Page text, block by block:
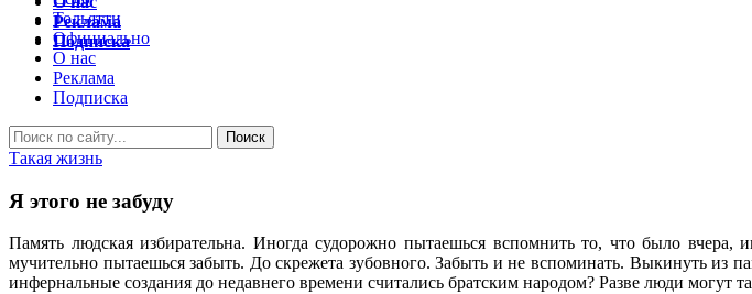
Тольятти
Официально
О нас
Реклама
Подписка
Такая жизнь
Я этого не забуду
Память людская избирательна. Иногда судорожно пытаешься вспомнить то, что было
мучительно пытаешься забыть. До скрежета зубовного. Забыть и не вспоминать. Выкинуть из
инфернальные создания до недавнего времени считались братским народом? Разве люди могут
Реклама
Подписка